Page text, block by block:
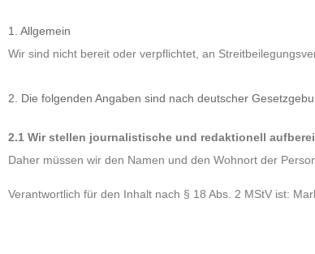
1. Allgemein
Wir sind nicht bereit oder verpflichtet, an
2. Die folgenden Angaben sind nach deutscher
2.1 Wir stellen journalistische und redaktionell
Daher müssen wir den Namen und den Wohnort der
Verantwortlich für den Inhalt nach § 18 Abs. 2 MStV ist: